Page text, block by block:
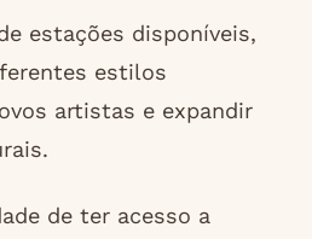
estações disponíveis,
estilos
artistas e expandir
de ter acesso a